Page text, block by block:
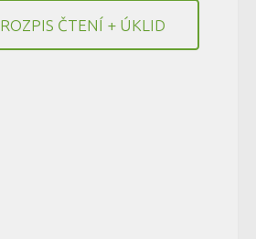
ROZPIS ČTENÍ + ÚKLID